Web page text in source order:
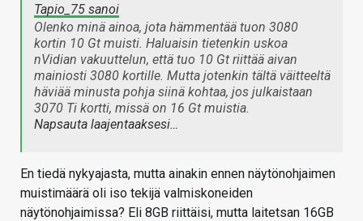
Tapio_75 sanoi
Olenko minä ainoa, jota hämmentää tuon 3080
kortin 10 Gt muisti. Haluaisin tietenkin uskoa
nVidian vakuuttelun, että tuo 10 Gt riittää aivan
mainiosti 3080 kortille. Mutta jotenkin tältä väitteeltä
häviää minusta pohja siinä kohtaa, jos julkaistaan
3070 Ti kortti, missä on 16 Gt muistia.
Napsauta laajentaaksesi…
En tiedä nykyajasta, mutta ainakin ennen näytönohjaimen
muistimäärä oli iso tekijä valmiskoneiden
näytönohjaimissa? Eli 8GB riittäisi, mutta laitetsan 16GB